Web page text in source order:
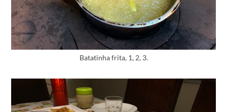
Batatinha frita, 1, 2, 3.